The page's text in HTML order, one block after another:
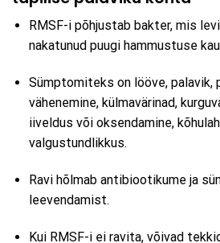
RMSF-i põhjustab bakter, mis
nakatunud puugi hammustuse
Sümptomiteks on lööve, palavik,
vähenemine, külmavärinad,
iiveldus või oksendamine,
valgustundlikkus.
Ravi hõlmab antibiootikume ja
leevendamist.
Kui RMSF-i ei ravita, võivad